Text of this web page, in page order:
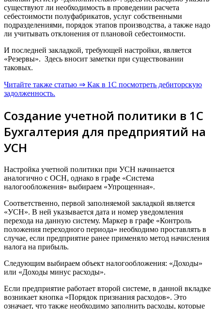
существуют ли необходимость в проведении расчета
себестоимости полуфабрикатов, услуг собственными
подразделениями, порядок этапов производства, а также надо
ли учитывать отклонения от плановой себестоимости.
И последней закладкой, требующей настройки, является
«Резервы». Здесь вносит заметки при существовании
таковых.
Читайте также статью ⇒ Как в 1С посмотреть дебиторскую
задолженность.
Создание учетной политики в 1С
Бухгалтерия для предприятий на
УСН
Настройка учетной политики при УСН начинается
аналогично с ОСН, однако в графе «Система
налогообложения» выбираем «Упрощенная».
Соответственно, первой заполняемой закладкой является
«УСН». В ней указывается дата и номер уведомления
перехода на данную систему. Маркер в графе «Контроль
положения переходного периода» необходимо проставлять в
случае, если предприятие ранее применяло метод начисления
налога на прибыль.
Следующим выбираем объект налогообложения: «Доходы»
или «Доходы минус расходы».
Если предприятие работает второй системе, в данной вкладке
возникает кнопка «Порядок признания расходов». Это
означает, что также необходимо заполнить расходы, которые